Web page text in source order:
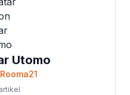
Utomo